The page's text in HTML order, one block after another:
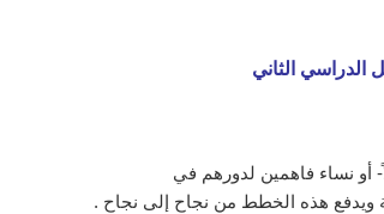
أو نساء فاهمين لدورهم في
ويدفع هذه الخطط من نجاح إلى نجاح .